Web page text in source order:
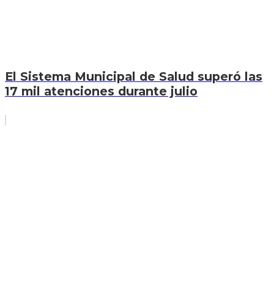
El Sistema Municipal de Salud superó las
17 mil atenciones durante julio